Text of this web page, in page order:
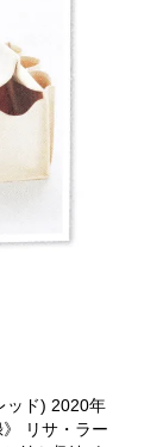
ッド) 2020年
リサ・ラー